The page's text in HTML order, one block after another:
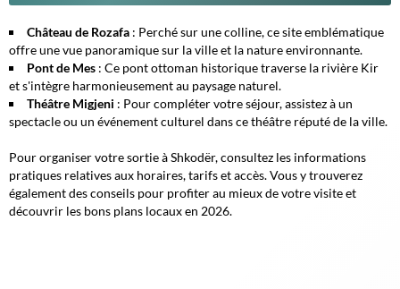
Château de Rozafa : Perché sur une colline, ce site emblématique
offre une vue panoramique sur la ville et la nature environnante.
Pont de Mes : Ce pont ottoman historique traverse la rivière Kir
et s'intègre harmonieusement au paysage naturel.
Théâtre Migjeni : Pour compléter votre séjour, assistez à un
spectacle ou un événement culturel dans ce théâtre réputé de la ville.
Pour organiser votre sortie à Shkodër, consultez les informations
pratiques relatives aux horaires, tarifs et accès. Vous y trouverez
également des conseils pour profiter au mieux de votre visite et
découvrir les bons plans locaux en 2026.